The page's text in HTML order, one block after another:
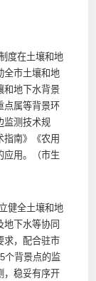
度在土壤和地
全市土壤和地
和地下水背景
点属等背景环
监测技术规
指南》《农用
应用。（市生
健全土壤和地
地下水等协同
求，配合驻市
个背景点的监
，稳妥有序开